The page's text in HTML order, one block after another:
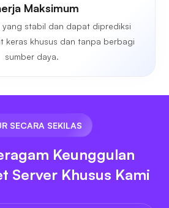
Maksimum
yang stabil dan dapat diprediksi
keras khusus dan tanpa berbagi
sumber daya.
SECARA SEKILAS
Keunggulan
Server Khusus Kami